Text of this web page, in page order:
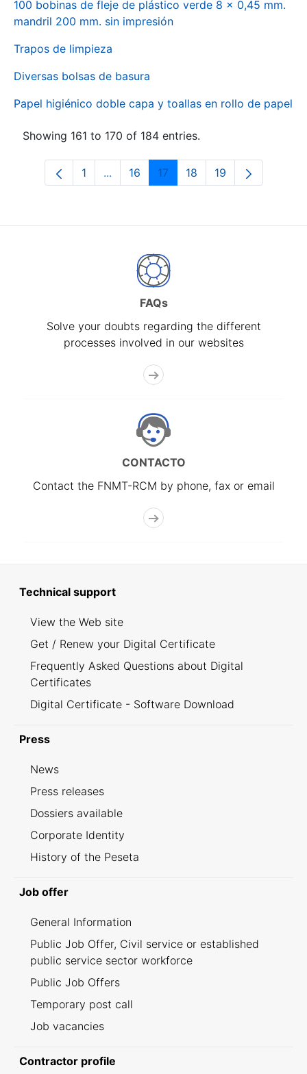
100 bobinas de fleje de plástico verde 8 x 0,45 mm.
mandril 200 mm. sin impresión
Trapos de limpieza
Diversas bolsas de basura
Papel higiénico doble capa y toallas en rollo de papel
Showing 161 to 170 of 184 entries.
Page
1 ...Intermediate Pages Use TAB to
Page
16 Page
17 Page
18 Page
19
FAQs
Solve your doubts regarding the different
processes involved in our websites
CONTACTO
Contact the FNMT-RCM by phone, fax or email
Technical support
View the Web site
Get / Renew your Digital Certificate
Frequently Asked Questions about Digital
Certificates
Digital Certificate - Software Download
Press
News
Press releases
Dossiers available
Corporate Identity
History of the Peseta
Job offer
General Information
Public Job Offer, Civil service or established
public service sector workforce
Public Job Offers
Temporary post call
Job vacancies
Contractor profile